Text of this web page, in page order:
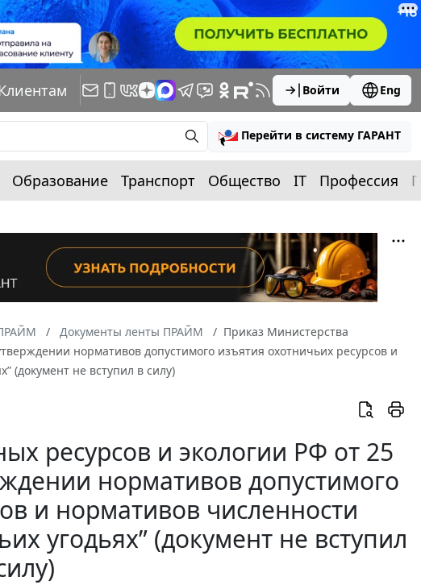
Войти Eng
Перейти в систему ГАРАНТ
Образование Транспорт Общество IT Профессия
Документы ленты ПРАЙМ
Приказ Министерства
нормативов допустимого изъятия охотничьих ресурсов и
(документ не вступил в силу)
ресурсов и экологии РФ от 25
нормативов допустимого
и нормативов численности
угодьях” (документ не вступил